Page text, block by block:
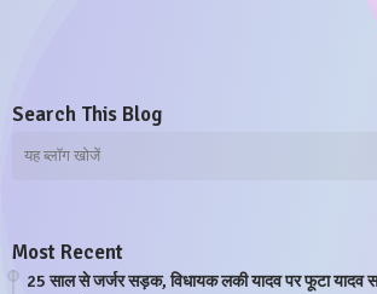
Search This Blog
Most Recent
25 साल से जर्जर सड़क, विधायक लकी यादव पर फूटा यादव